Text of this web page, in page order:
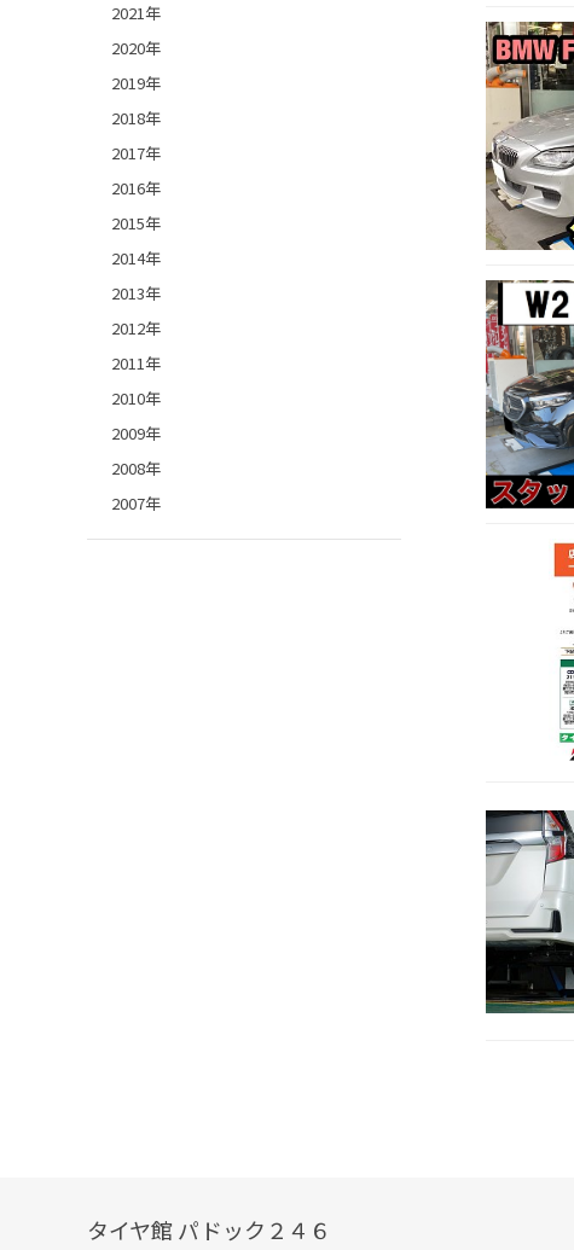
2021年
2020年
2019年
2018年
2017年
2016年
2015年
2014年
2013年
2012年
2011年
2010年
2009年
2008年
2007年
タイヤ館 パドック２４６